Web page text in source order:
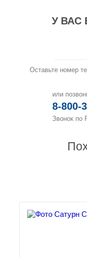
У ВАС
Оставьте номер
или
8-800-
Звонок по